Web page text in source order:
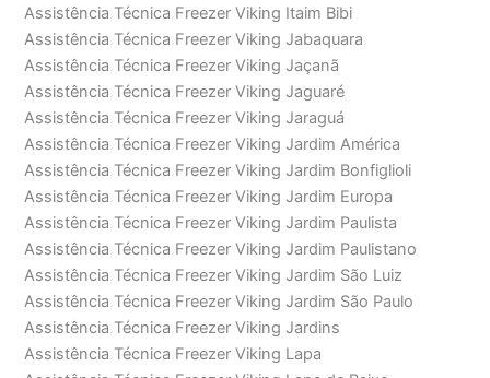
Assistência Técnica Freezer Viking Itaim Bibi
Assistência Técnica Freezer Viking Jabaquara
Assistência Técnica Freezer Viking Jaçanã
Assistência Técnica Freezer Viking Jaguaré
Assistência Técnica Freezer Viking Jaraguá
Assistência Técnica Freezer Viking Jardim América
Assistência Técnica Freezer Viking Jardim Bonfiglioli
Assistência Técnica Freezer Viking Jardim Europa
Assistência Técnica Freezer Viking Jardim Paulista
Assistência Técnica Freezer Viking Jardim Paulistano
Assistência Técnica Freezer Viking Jardim São Luiz
Assistência Técnica Freezer Viking Jardim São Paulo
Assistência Técnica Freezer Viking Jardins
Assistência Técnica Freezer Viking Lapa